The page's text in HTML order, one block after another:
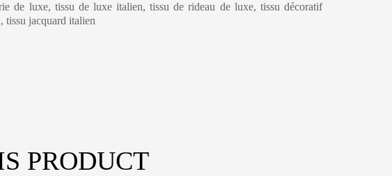
de luxe, tissu de luxe italien, tissu de rideau de luxe, tissu décoratif
tissu jacquard italien
PRODUCT